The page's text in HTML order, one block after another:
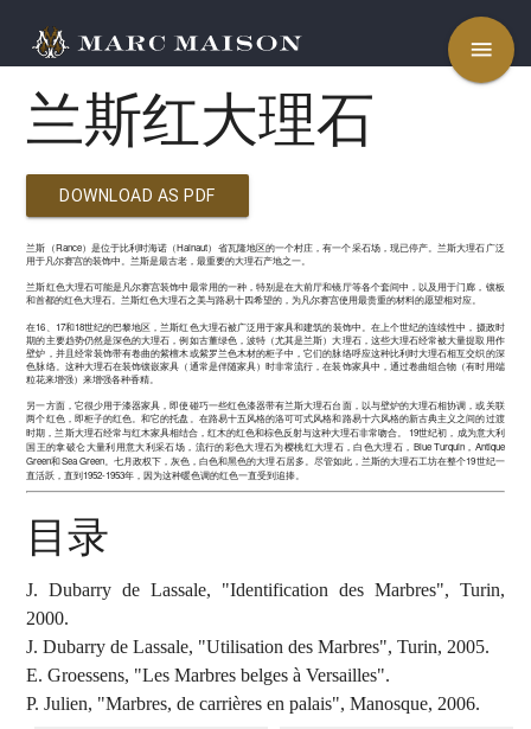
menu
兰斯红大理石
DOWNLOAD AS PDF
兰斯（Rance） 是位于比利时海诺（Hainaut）省瓦隆地区的一个村庄，有一个采石场，现已停产。兰斯大理石广泛
用于凡尔赛宫的装饰中。兰斯是最古老，最重要的大理石产地之一。
兰斯红色大理石可能是凡尔赛宫装饰中最常用的一种，特别是在大前厅和镜厅等各个套间中，以及用于门廊，镶板
和首都的红色大理石。兰斯红色大理石之美与路易十四希望的，为凡尔赛宫使用最贵重的材料的愿望相对应。
在16 、 17和18世纪的巴黎地区，兰斯红色大理石被广泛用于家具和建筑的装饰中。在上个世纪的连续性中，摄政时
期的主要趋势仍然是深色的大理石，例如古董绿色，波特（尤其是兰斯）大理石，这些大理石经常被大量提取用作
壁炉，并且经常装饰带有卷曲的紫檀木或紫罗兰色木材的柜子中，它们的脉络呼应这种比利时大理石相互交织的深
色脉络。这种大理石在装饰镶嵌家具（通常是伴随家具）时非常流行，在装饰家具中，通过卷曲组合物（有时用端
粒花来增强）来增强各种香精。
另一方面，它很少用于漆器家具，即使碰巧一些红色漆器带有兰斯大理石台面，以与壁炉的大理石相协调，或关联
两个红色，即柜子的红色。和它的托盘。在路易十五风格的洛可可式风格和路易十六风格的新古典主义之间的过渡
时期，兰斯大理石经常与红木家具相结合，红木的红色和棕色反射与这种大理石非常吻合。
19世纪初，成为意大利
国王的拿破仑大量利用意大利采石场，流行的彩色大理石为樱桃红大理石，白色大理石， Blue Turquin， Antique
Green和 Sea Green。七月政权下，灰色，白色和黑色的大理石居多。尽管如此，兰斯的大理石工坊在整个19世纪一
直活跃，直到 1952-1953年，因为这种暖色调的红色一直受到追捧。
目录
J. Dubarry de Lassale, "Identification des Marbres", Turin,
2000.
J. Dubarry de Lassale, "Utilisation des Marbres", Turin, 2005.
E. Groessens, "Les Marbres belges à Versailles".
P. Julien, "Marbres, de carrières en palais", Manosque, 2006.